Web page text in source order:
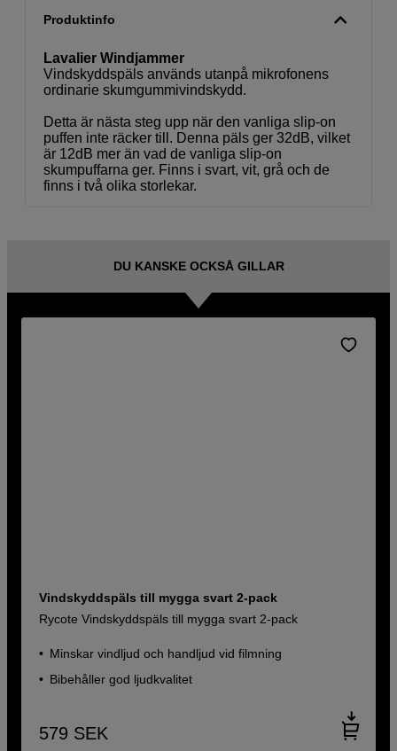
Produktinfo
Lavalier Windjammer
Vindskyddspäls används utanpå mikrofonens
ordinarie skumgummivindskydd.
Detta är nästa steg upp när den vanliga slip-on
puffen inte räcker till. Denna päls ger 32dB, vilket
är 12dB mer än vad de vanliga slip-on
skumpuffarna ger. Finns i svart, vit, grå och de
finns i två olika storlekar.
DU KANSKE OCKSÅ GILLAR
Vindskyddspäls till mygga svart 2-pack
Rycote Vindskyddspäls till mygga svart 2-pack
Minskar vindljud och handljud vid filmning
Bibehåller god ljudkvalitet
579 SEK